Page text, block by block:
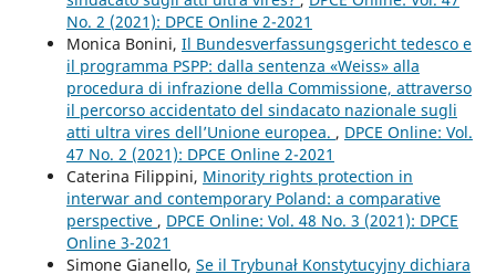
No. 2 (2021): DPCE Online 2-2021
Monica Bonini, Il Bundesverfassungsgericht tedesco e
il programma PSPP: dalla sentenza «Weiss» alla
procedura di infrazione della Commissione, attraverso
il percorso accidentato del sindacato nazionale sugli
atti ultra vires dell’Unione europea. , DPCE Online: Vol.
47 No. 2 (2021): DPCE Online 2-2021
Caterina Filippini, Minority rights protection in
interwar and contemporary Poland: a comparative
perspective , DPCE Online: Vol. 48 No. 3 (2021): DPCE
Online 3-2021
Simone Gianello, Se il Trybunał Konstytucyjny dichiara